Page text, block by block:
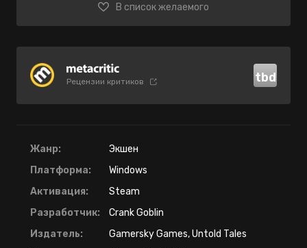
В список желаемого
Рецензии критиков tbd
Жанр:
Экшен
Платформа:
Windows
Активация:
Steam
Разработчик:
Crank Goblin
Издатель:
Gamersky Games, Untold Tales